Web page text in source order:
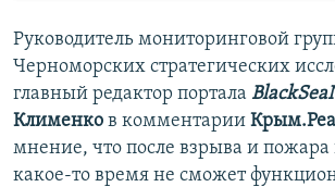
Руководитель мониторинговой
Черноморских стратегических
главный редактор портала
Клименко в комментарии
мнение, что после взрыва и пожара
какое-то время не сможет